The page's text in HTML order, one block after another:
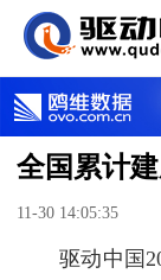
全国累计
11-30 14:05:35
驱动中国